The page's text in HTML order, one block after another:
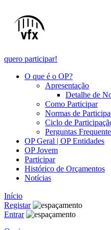
quero participar!
O que é o OP?
Apresentação
Detalhe de
Como Participar
Normas de
Ciclo de
Perguntas
OP Geral | OP Entidades
OP Jovem
Participar
Histórico de Orçamentos
Notícias
Início
Registar
Entrar